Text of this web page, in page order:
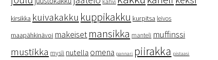
kirsikka kuivakakku kuppikakku kurpitsa leivos
maapähkinävoi makeiset mansikka manteli muffinssi
mustikka mysli nutella omena pannari piirakka pistaasi